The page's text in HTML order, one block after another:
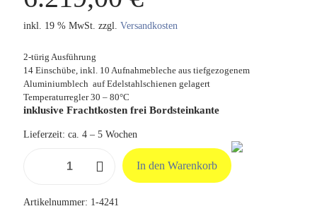
inkl. 19 % MwSt. zzgl. Versandkosten
2-türig Ausführung
14 Einschübe, inkl. 10 Aufnahmebleche aus tiefgezogenem
Aluminiumblech auf Edelstahlschienen gelagert
Temperaturregler 30 – 80°C
inklusive Frachtkosten frei Bordsteinkante
Lieferzeit: ca. 4 – 5 Wochen
Menge
In den Warenkorb
Artikelnummer: 1-4241